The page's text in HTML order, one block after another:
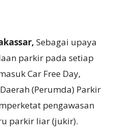
Sebagai upaya
parkir pada setiap
Car Free Day,
(Perumda) Parkir
pengawasan
parkir liar (jukir).